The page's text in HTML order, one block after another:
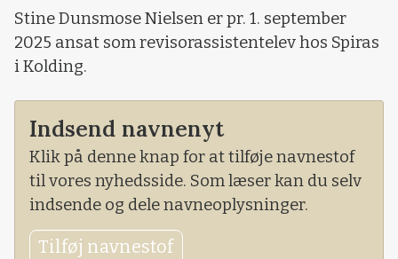
Stine Dunsmose Nielsen er pr. 1. september
2025 ansat som revisorassistentelev hos Spiras
i Kolding.
Indsend navnenyt
Klik på denne knap for at tilføje navnestof
til vores nyhedsside. Som læser kan du selv
indsende og dele navneoplysninger.
Tilføj navnestof